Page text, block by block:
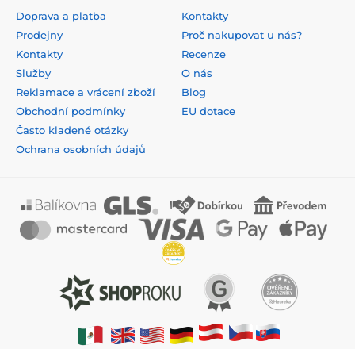
Doprava a platba
Prodejny
Kontakty
Služby
Reklamace a vrácení zboží
Obchodní podmínky
Často kladené otázky
Ochrana osobních údajů
Kontakty
Proč nakupovat u nás?
Recenze
O nás
Blog
EU dotace